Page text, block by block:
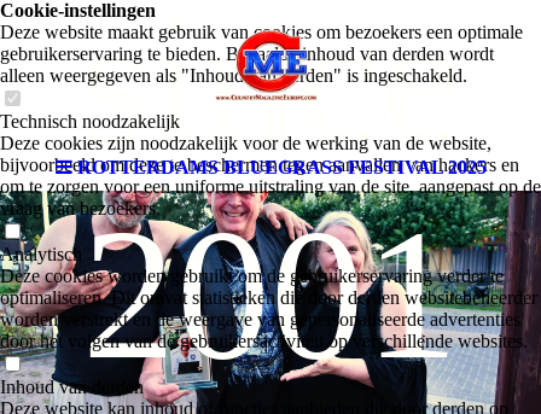
ROTTERDAMS BLUEGRASS FESTIVAL 2025
since
2001
Cookie-instellingen
Deze website maakt gebruik van cookies om bezoekers een optimale
gebruikerservaring te bieden. Bepaalde inhoud van derden wordt
alleen weergegeven als "Inhoud van derden" is ingeschakeld.
Technisch noodzakelijk
Deze cookies zijn noodzakelijk voor de werking van de website,
bijvoorbeeld om deze te beschermen tegen aanvallen van hackers en
om te zorgen voor een uniforme uitstraling van de site, aangepast op de
vraag van bezoekers.
Analytisch
Deze cookies worden gebruikt om de gebruikerservaring verder te
optimaliseren. Dit omvat statistieken die door derden websitebeheerder
worden verstrekt en de weergave van gepersonaliseerde advertenties
door het volgen van de gebruikersactiviteit op verschillende websites.
Inhoud van derden
Deze website kan inhoud of functies aanbieden die door derden op